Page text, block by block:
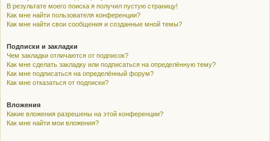
В результате моего поиска я получил пустую страницу!
Как мне найти пользователя конференции?
Как мне найти свои сообщения и созданные мной темы?
Подписки и закладки
Чем закладки отличаются от подписок?
Как мне сделать закладку или подписаться на определённую тему?
Как мне подписаться на определённый форум?
Как мне отказаться от подписки?
Вложения
Какие вложения разрешены на этой конференции?
Как мне найти мои вложения?